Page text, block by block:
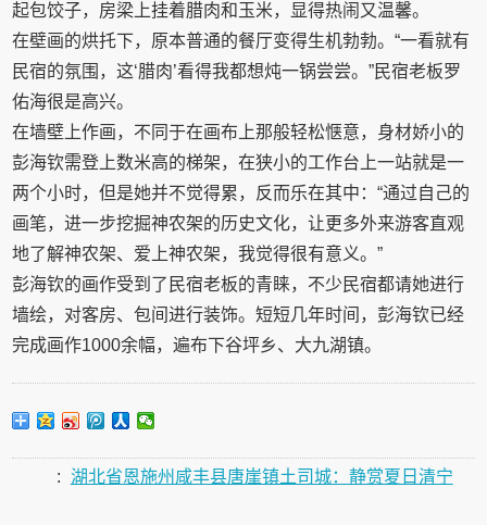
起包饺子，房梁上挂着腊肉和玉米，显得热闹又温馨。
在壁画的烘托下，原本普通的餐厅变得生机勃勃。“一看就有
民宿的氛围，这‘腊肉’看得我都想炖一锅尝尝。”民宿老板罗
佑海很是高兴。
在墙壁上作画，不同于在画布上那般轻松惬意，身材娇小的
彭海钦需登上数米高的梯架，在狭小的工作台上一站就是一
两个小时，但是她并不觉得累，反而乐在其中：“通过自己的
画笔，进一步挖掘神农架的历史文化，让更多外来游客直观
地了解神农架、爱上神农架，我觉得很有意义。”
彭海钦的画作受到了民宿老板的青睐，不少民宿都请她进行
墙绘，对客房、包间进行装饰。短短几年时间，彭海钦已经
完成画作1000余幅，遍布下谷坪乡、大九湖镇。
: 湖北省恩施州咸丰县唐崖镇土司城：静赏夏日清宁